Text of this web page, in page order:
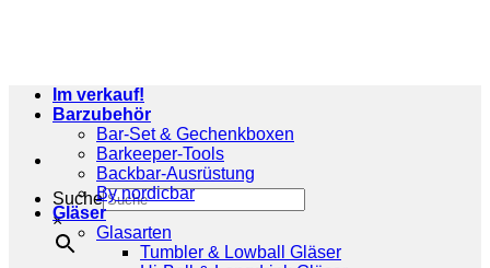
Suche
×
Im verkauf!
Barzubehör
Bar-Set & Gechenkboxen
Barkeeper-Tools
Backbar-Ausrüstung
By nordicbar
Gläser
Glasarten
Tumbler & Lowball Gläser